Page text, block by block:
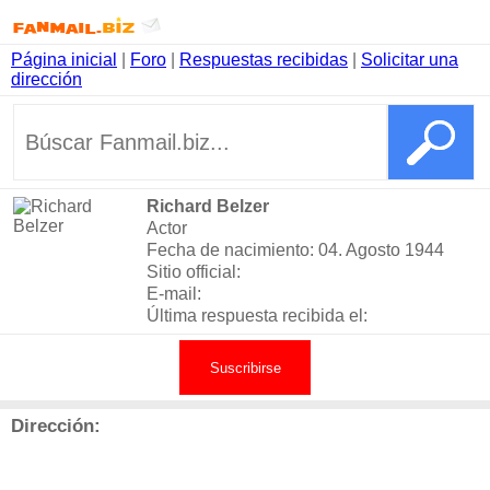
Página inicial Foro Respuestas recibidas
Solicitar una
dirección
Richard Belzer
Actor
Fecha de nacimiento: 04. Agosto 1944
Sitio official:
E-mail:
Última respuesta recibida el:
Suscribirse
Dirección: